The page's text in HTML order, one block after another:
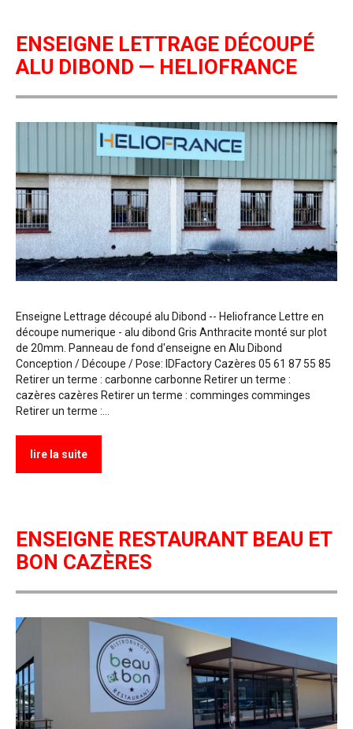
ENSEIGNE LETTRAGE DÉCOUPÉ
ALU DIBOND — HELIOFRANCE
Enseigne Lettrage découpé alu Dibond -- Heliofrance Lettre en
découpe numerique - alu dibond Gris Anthracite monté sur plot
de 20mm. Panneau de fond d'enseigne en Alu Dibond
Conception / Découpe / Pose: IDFactory Cazères 05 61 87 55 85
Retirer un terme : carbonne carbonne Retirer un terme :
cazères cazères Retirer un terme : comminges comminges
Retirer un terme :…
lire la suite
ENSEIGNE RESTAURANT BEAU ET
BON CAZÈRES